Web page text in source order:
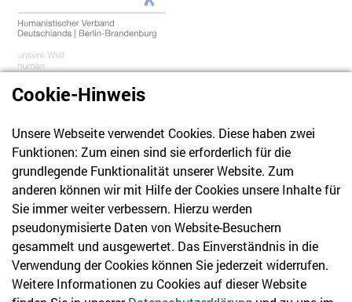
030 61 39 04 10
info@hvd-bb.de
Newsletter
Bleiben Sie mit unserem Newsletter auf dem aktuellsten
Stand mit Themen, die Sie interessieren.
Cookie-Hinweis
Unsere Webseite verwendet Cookies. Diese haben zwei
Funktionen: Zum einen sind sie erforderlich für die
grundlegende Funktionalität unserer Website. Zum
anderen können wir mit Hilfe der Cookies unsere Inhalte für
Sie immer weiter verbessern. Hierzu werden
pseudonymisierte Daten von Website-Besuchern
gesammelt und ausgewertet. Das Einverständnis in die
Verwendung der Cookies können Sie jederzeit widerrufen.
Weitere Informationen zu Cookies auf dieser Website